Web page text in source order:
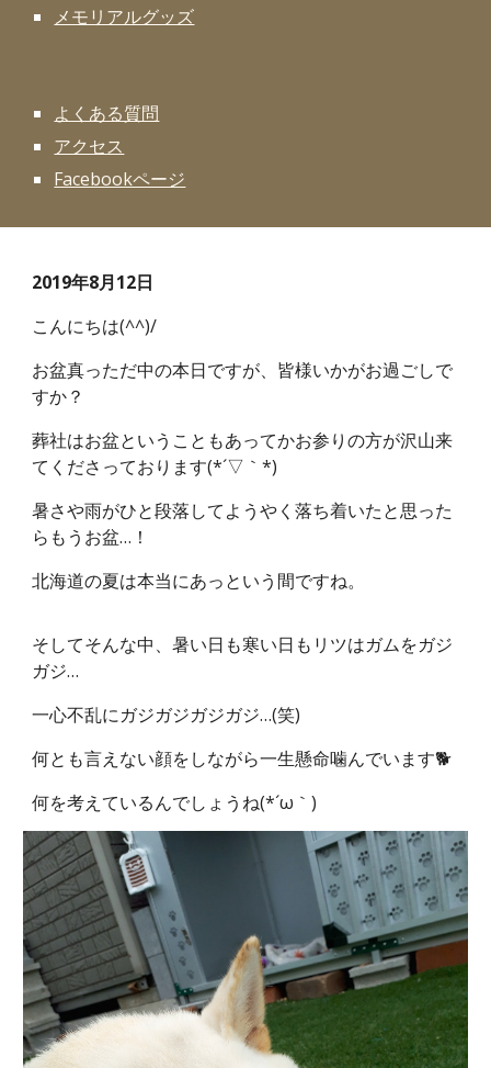
メモリアルグッズ
よくある質問
アクセス
Facebookページ
2019年8月12日
こんにちは(^^)/
お盆真っただ中の本日ですが、皆様いかがお過ごしで
すか？
葬社はお盆ということもあってかお参りの方が沢山来
てくださっております(*´▽｀*)
暑さや雨がひと段落してようやく落ち着いたと思った
らもうお盆…！
北海道の夏は本当にあっという間ですね。
そしてそんな中、暑い日も寒い日もリツはガムをガジ
ガジ…
一心不乱にガジガジガジガジ…(笑)
何とも言えない顔をしながら一生懸命噛んでいます🐕
何を考えているんでしょうね(*´ω｀)